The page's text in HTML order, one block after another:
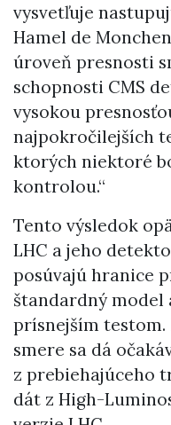
vysvetľuje
Hamel de
úroveň presnosti
schopnosti CMS
vysokou
najpokročilejších
ktorých niektoré
kontrolou.“
Tento výsledok
LHC a jeho
posúvajú hranice
štandardný model
prísnejším
smere sa dá
z prebiehajúceho
dát z High-